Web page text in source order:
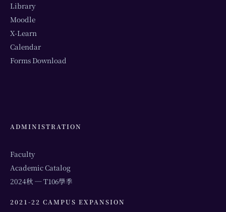
Library
Moodle
X-Learn
Calendar
Forms Download
ADMINISTRATION
Faculty
Academic Catalog
2024秋 ─ T106學季
2021-22 CAMPUS EXPANSION